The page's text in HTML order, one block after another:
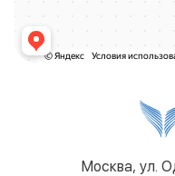
Москва, ул.